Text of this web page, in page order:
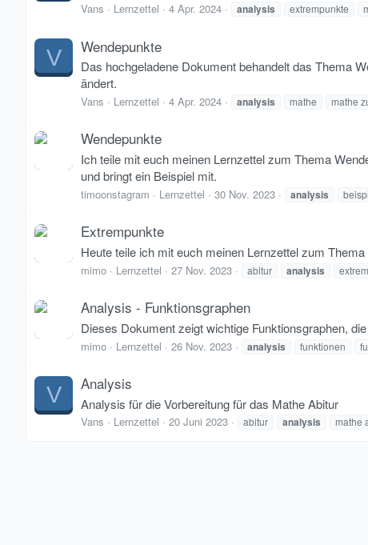
Vans Lernzettel 4 Apr. 2024 analysis extrempunkte
V Wendepunkte
Das hochgeladene Dokument behandelt das Thema
ändert.
Vans Lernzettel 4 Apr. 2024 analysis mathe mathe
Wendepunkte
Ich teile mit euch meinen Lernzettel zum Thema
und bringt ein Beispiel mit.
timoonstagram Lernzettel 30 Nov. 2023 analysis
Extrempunkte
Heute teile ich mit euch meinen Lernzettel zum
mimo Lernzettel 27 Nov. 2023 abitur analysis
Analysis - Funktionsgraphen
Dieses Dokument zeigt wichtige Funktionsgraphen,
mimo Lernzettel 26 Nov. 2023 analysis funktionen
V Analysis
Analysis für die Vorbereitung für das Mathe Abitur
Vans Lernzettel 20 Juni 2023 abitur analysis mathe